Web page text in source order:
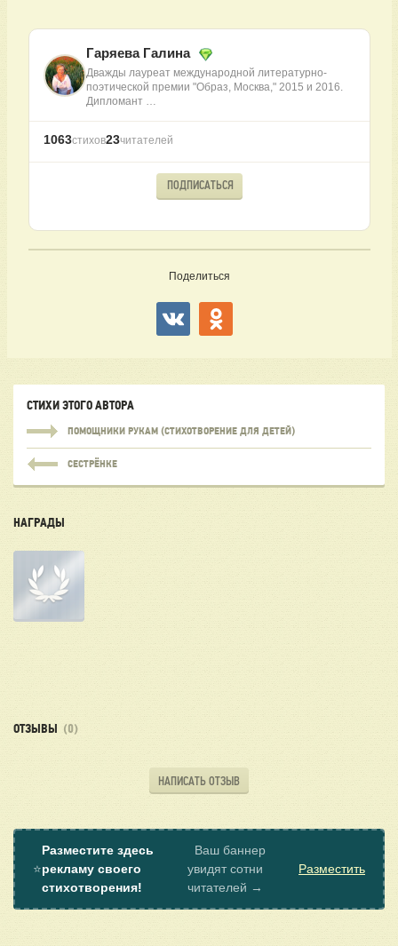
Гаряева Галина
Дважды лауреат международной литературно-
поэтической премии "Образ, Москва," 2015 и 2016.
Дипломант …
1063стихов23читателей
ПОДПИСАТЬСЯ
Поделиться
СТИХИ ЭТОГО АВТОРА
ПОМОЩНИКИ РУКАМ (СТИХОТВОРЕНИЕ ДЛЯ ДЕТЕЙ)
СЕСТРЁНКЕ
НАГРАДЫ
ОТЗЫВЫ (0)
НАПИСАТЬ ОТЗЫВ
⭐
Разместите здесь
рекламу своего
стихотворения!
Ваш баннер
увидят сотни
читателей →
Разместить